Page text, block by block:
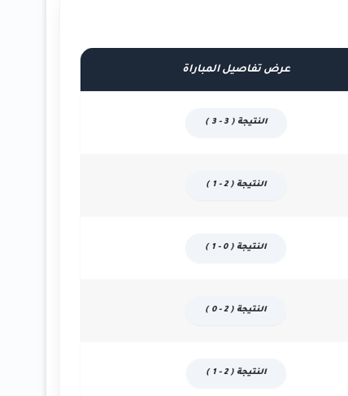
عرض تفاصيل المباراة
النتيجة ( 3 - 3 )
النتيجة ( 2 - 1 )
النتيجة ( 0 - 1 )
النتيجة ( 2 - 0 )
النتيجة ( 2 - 1 )